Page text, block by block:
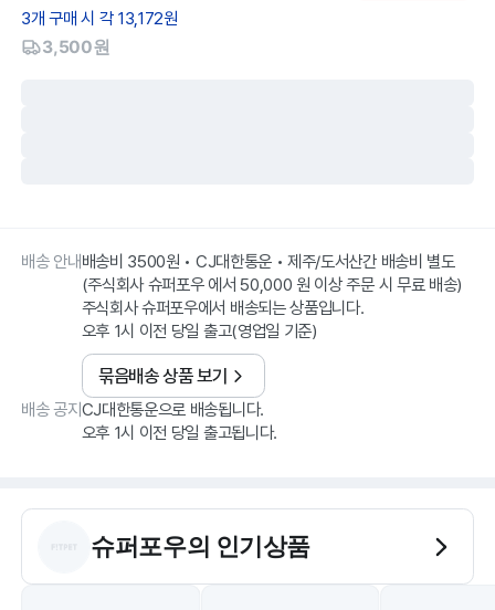
3개 구매 시 각 13,172원
3,500원
배송 안내배송비 3500원 • CJ대한통운 • 제주/도서산간 배송비 별도
(주식회사 슈퍼포우 에서 50,000 원 이상 주문 시 무료 배송)
주식회사 슈퍼포우에서 배송되는 상품입니다.
오후 1시 이전 당일 출고(영업일 기준)
묶음배송 상품 보기
배송 공지CJ대한통운으로 배송됩니다.
오후 1시 이전 당일 출고됩니다.
슈퍼포우의 인기상품